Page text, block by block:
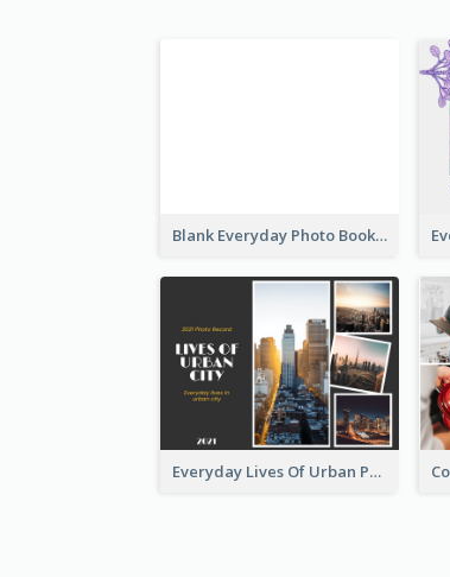
Blank Everyday Photo Book
Everyday Lives Of Urban Photo Book